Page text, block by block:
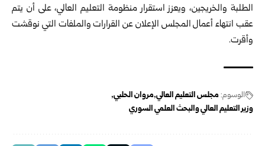
الطلبة والخريجين، ويعزز ‏استقرار منظومة التعليم العالي، على أن يتم
عقب انتهاء أعمال المجلس الإعلان ‏عن القرارات والملفات التي نوقشت
وأقرت‎.‎
الوسوم: مجلس التعليم العالي مروان الحلبي
‏وزير التعليم العالي والبحث العلمي السوري